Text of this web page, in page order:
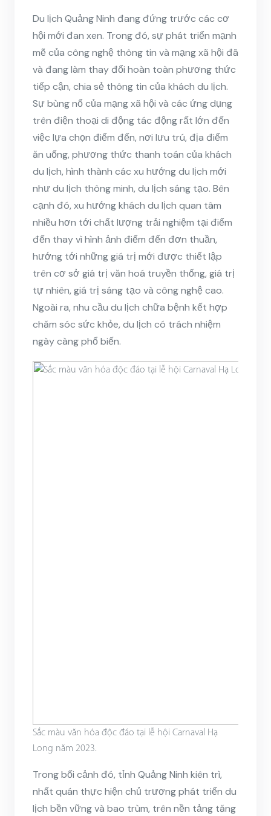
Du lịch Quảng Ninh đang đứng trước các cơ
hội mới đan xen. Trong đó, sự phát triển mạnh
mẽ của công nghệ thông tin và mạng xã hội đã
và đang làm thay đổi hoàn toàn phương thức
tiếp cận, chia sẻ thông tin của khách du lịch.
Sự bùng nổ của mạng xã hội và các ứng dụng
trên điện thoại di động tác động rất lớn đến
việc lựa chọn điểm đến, nơi lưu trú, địa điểm
ăn uống, phương thức thanh toán của khách
du lịch, hình thành các xu hướng du lịch mới
như du lịch thông minh, du lịch sáng tạo. Bên
cạnh đó, xu hướng khách du lịch quan tâm
nhiều hơn tới chất lượng trải nghiệm tại điểm
đến thay vì hình ảnh điểm đến đơn thuần,
hướng tới những giá trị mới được thiết lập
trên cơ sở giá trị văn hoá truyền thống, giá trị
tự nhiên, giá trị sáng tạo và công nghệ cao.
Ngoài ra, nhu cầu du lịch chữa bệnh kết hợp
chăm sóc sức khỏe, du lịch có trách nhiệm
ngày càng phổ biến.
Sắc màu văn hóa độc đáo tại lễ hội Carnaval Hạ
Long năm 2023.
Trong bối cảnh đó, tỉnh Quảng Ninh kiên trì,
nhất quán thực hiện chủ trương phát triển du
lịch bền vững và bao trùm, trên nền tảng tăng